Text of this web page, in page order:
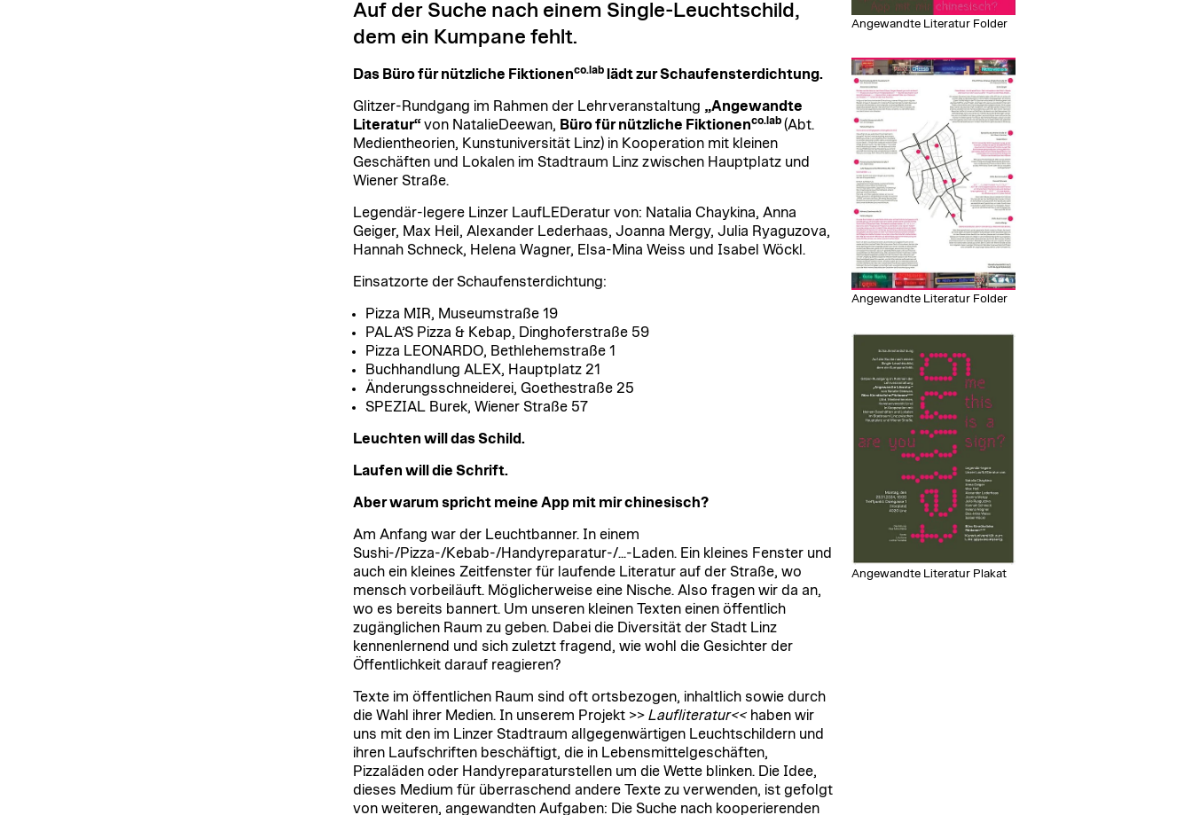
Auf der Suche nach einem Single-Leuchtschild,
dem ein Kumpane fehlt.
Das Büro für nützliche Fiktionenco.lablädt zur Schaufensterdichtung.
Glitzer-Rundgang im Rahmen der Lehrveranstaltung „Angewandte
Literatur“ von NatalieDeewan, Büro für nützliche Fiktionenco.lab (Abt.
Medientheorien, Kunstuniversität Linz) in Kooperation mit kleinen
Geschäften und Lokalen im Stadtraum Linz zwischen Hauptplatz und
Wiener Straße.
Legendär-legere Linzer LaufLEDeratur von: Natalia Chaykina, Anna
Geiger, Max Heil, Alexander Lederhaas, Joanna Mergy, Julia Ryaguzova,
Hannah Schneck, Helena Wagner, Elsa-Mina Weiss und Isabel Wöckl.
Einsatzorte der Schaufensterdichtung:
Pizza MIR, Museumstraße 19
PALA’S Pizza & Kebap, Dinghoferstraße 59
Pizza LEONARDO, Bethlehemstraße 1
Buchhandlung ALEX, Hauptplatz 21
Änderungsschneiderei, Goethestraße 25
SPEZIAL Burek, Wiener Straße 57
Leuchten will das Schild.
Laufen will die Schrift.
Aber warum spricht meine App mit mir chinesisch?
Am Anfang war der Leuchtbanner. In einem
Sushi-/Pizza-/Kebab-/Handyreparatur-/...-Laden. Ein kleines Fenster und
auch ein kleines Zeitfenster für laufende Literatur auf der Straße, wo
mensch vorbeiläuft. Möglicherweise eine Nische. Also fragen wir da an,
wo es bereits bannert. Um unseren kleinen Texten einen öffentlich
zugänglichen Raum zu geben. Dabei die Diversität der Stadt Linz
kennenlernend und sich zuletzt fragend, wie wohl die Gesichter der
Öffentlichkeit darauf reagieren?
Texte im öffentlichen Raum sind oft ortsbezogen, inhaltlich sowie durch
die Wahl ihrer Medien. In unserem Projekt >> Laufliteratur<< haben wir
uns mit den im Linzer Stadtraum allgegenwärtigen Leuchtschildern und
ihren Laufschriften beschäftigt, die in Lebensmittelgeschäften,
Pizzaläden oder Handyreparaturstellen um die Wette blinken. Die Idee,
dieses Medium für überraschend andere Texte zu verwenden, ist gefolgt
von weiteren, angewandten Aufgaben: Die Suche nach kooperierenden
Angewandte Literatur Folder
Angewandte Literatur Folder
Angewandte Literatur Plakat